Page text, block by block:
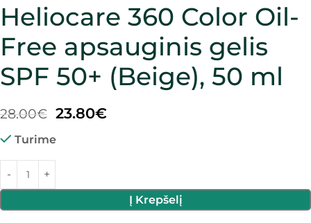
Heliocare 360 Color Oil-
Free apsauginis gelis
SPF 50+ (Beige), 50 ml
28.00€ 23.80€
Turime
Į Krepšelį